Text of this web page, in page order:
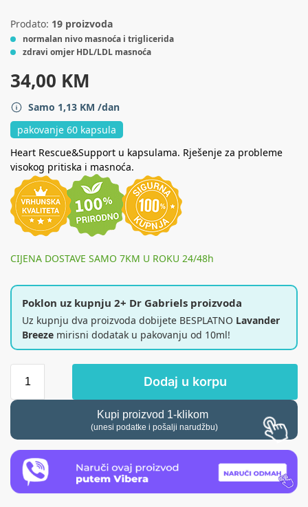
Prodato: 19 proizvoda
normalan nivo masnoća i triglicerida
zdravi omjer HDL/LDL masnoća
34,00 KM
Samo 1,13 KM /dan
pakovanje 60 kapsula
Heart Rescue&Support u kapsulama. Rješenje za probleme
visokog pritiska i masnoća.
CIJENA DOSTAVE SAMO 7KM U ROKU 24/48h
Poklon uz kupnju 2+ Dr Gabriels proizvoda
Uz kupnju dva proizvoda dobijete BESPLATNO Lavander
Breeze mirisni dodatak u pakovanju od 10ml!
Dodaj u korpu
Kupi proizvod 1-klikom
(unesi podatke i pošalji narudžbu)